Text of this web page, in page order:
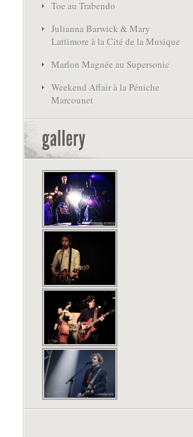
Toe au Trabendo
Julianna Barwick & Mary
Lattimore à la Cité de la Musique
Marlon Magnée au Supersonic
Weekend Affair à la Péniche
Marcounet